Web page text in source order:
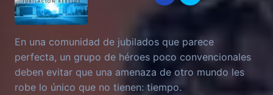
En una comunidad de jubilados que parece
perfecta, un grupo de héroes poco convencionales
deben evitar que una amenaza de otro mundo les
robe lo único que no tienen: tiempo.